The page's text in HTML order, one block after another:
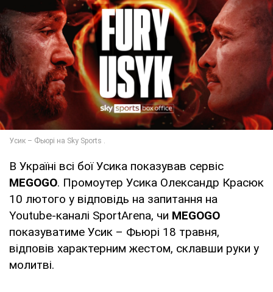
В Україні всі бої Усика показував сервіс
MEGOGO. Промоутер Усика Олександр Красюк
10 лютого у відповідь на запитання на
Youtube-каналі SportArena, чи MEGOGO
показуватиме Усик – Фьюрі 18 травня,
відповів характерним жестом, склавши руки у
молитві.